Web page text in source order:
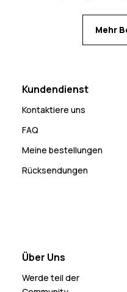
Mehr
Kundendienst
Kontaktiere uns
FAQ
Meine bestellungen
Rücksendungen
Über Uns
Werde teil der